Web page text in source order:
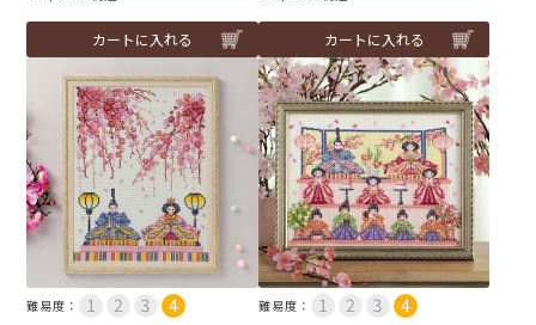
カートに入れる カートに入れる
難易度： 難易度：